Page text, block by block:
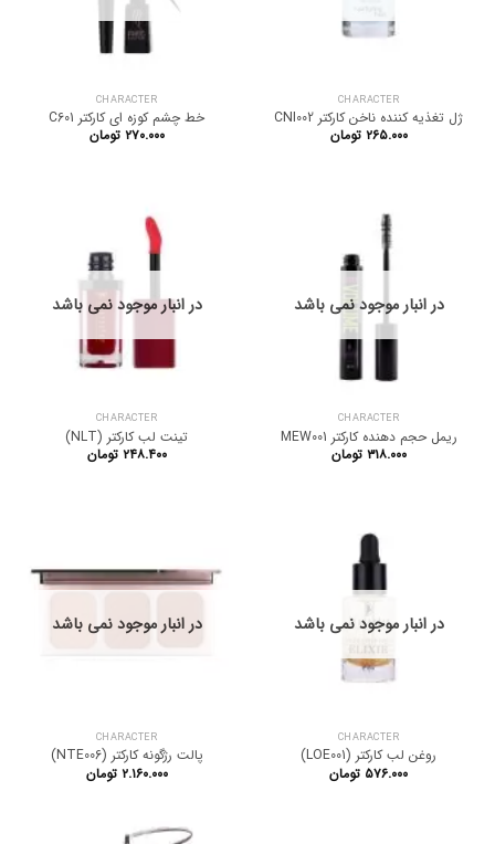
CHARACTER
ژل تغذیه کننده ناخن کارکتر CNI002
۲۶۵.۰۰۰ تومان
CHARACTER
خط چشم کوزه ای کارکتر C601
۲۷۰.۰۰۰ تومان
در انبار موجود نمی باشد
CHARACTER
ریمل حجم دهنده کارکتر MEW001
۳۱۸.۰۰۰ تومان
در انبار موجود نمی باشد
CHARACTER
تینت لب کارکتر (NLT)
۲۴۸.۴۰۰ تومان
در انبار موجود نمی باشد
CHARACTER
روغن لب کارکتر (LOE001)
۵۷۶.۰۰۰ تومان
در انبار موجود نمی باشد
CHARACTER
پالت رژگونه کارکتر (NTE006)
۲.۱۶۰.۰۰۰ تومان